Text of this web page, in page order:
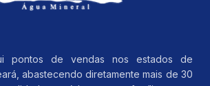
pontos de vendas nos estados de
abastecendo diretamente mais de 30